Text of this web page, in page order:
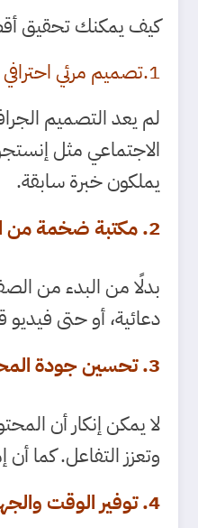
كيف يمكنك تحقيق
1.تصميم مرئي احترافي بدون خبرة سابقة.
لم يعد التصميم
الاجتماعي مثل
يملكون خبرة سابقة.
2. مكتبة ضخمة من القوالب الجاهزة توفر الوقت والجهد.
بدلًا من البدء من
دعائية، أو حتى
3. تحسين جودة المحتوى البصري لوسائل التواصل الاجتماعي.
لا يمكن إنكار أن
وتعزز التفاعل. كما
4. توفير الوقت والجهد من خلال أدوات تحرير متقدمة.